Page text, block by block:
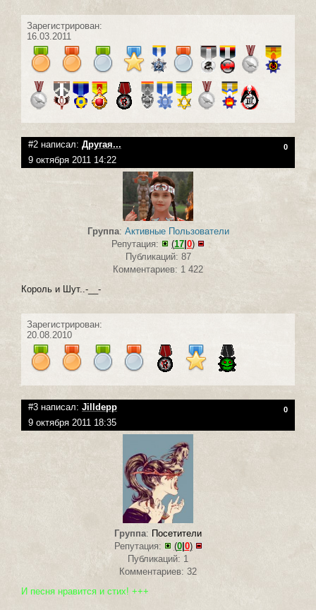
Зарегистрирован:
16.03.2011
#2 написал: Другая... 0
9 октября 2011 14:22
Группа: Активные Пользователи
Репутация:
(17|0)
Публикаций: 87
Комментариев: 1 422
Король и Шут..-__-
Зарегистрирован:
20.08.2010
#3 написал: Jilldepp 0
9 октября 2011 18:35
Группа: Посетители
Репутация:
(0| 0)
Публикаций: 1
Комментариев: 32
И песня нравится и стих! +++